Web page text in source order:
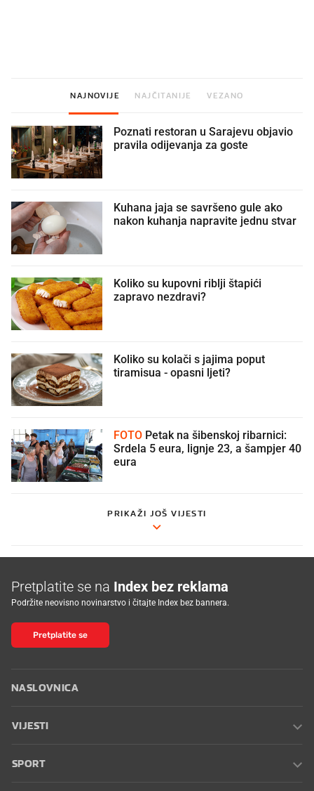
NAJNOVIJE NAJČITANIJE VEZANO
Poznati restoran u Sarajevu objavio
pravila odijevanja za goste
Kuhana jaja se savršeno gule ako
nakon kuhanja napravite jednu stvar
Koliko su kupovni riblji štapići
zapravo nezdravi?
Koliko su kolači s jajima poput
tiramisua - opasni ljeti?
FOTO
Srdela 5 eura, lignje 23, a šampjer 40
eura
PRIKAŽI JOŠ VIJESTI
Pretplatite se na Index bez reklama
Podržite neovisno novinarstvo i čitajte Index bez bannera.
Pretplatite se
NASLOVNICA
VIJESTI
SPORT